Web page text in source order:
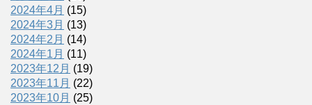
2024年4月 (15)
2024年3月 (13)
2024年2月 (14)
2024年1月 (11)
2023年12月 (19)
2023年11月 (22)
2023年10月 (25)